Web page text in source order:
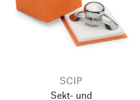
SCIP
Sekt- und